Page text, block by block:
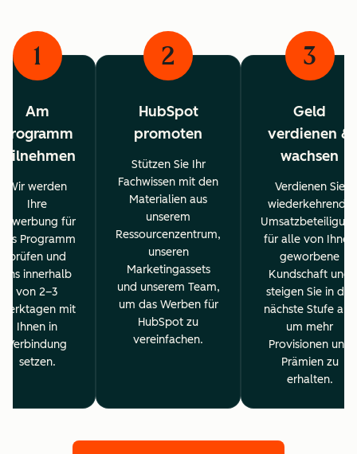
1
Am
Programm
Wir werden
Ihre
für
Programm
prüfen und
uns innerhalb
von 2–3
mit
Ihnen in
Verbindung
setzen.
2
HubSpot
promoten
Stützen Sie Ihr
Fachwissen mit den
Materialien aus
unserem
Ressourcenzentrum,
unseren
Marketingassets
und unserem Team,
um das Werben für
HubSpot zu
vereinfachen.
3
Geld
verdienen &
wachsen
Verdienen Sie
wiederkehrende
für alle von Ihnen
geworbene
Kundschaft und
steigen Sie in die
nächste Stufe auf,
um mehr
Provisionen und
Prämien zu
erhalten.